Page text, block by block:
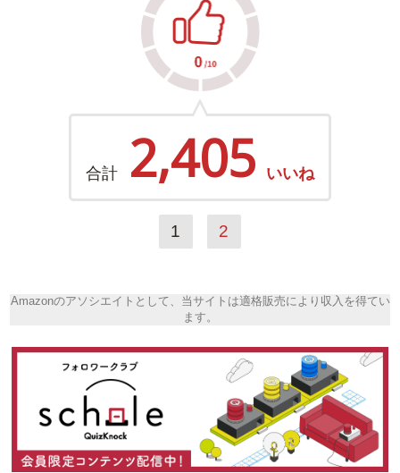
合計 2,405 いいね
1 2
Amazonのアソシエイトとして、当サイトは適格販売により収入を得てい
ます。